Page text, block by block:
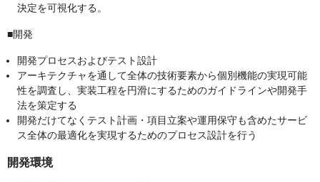
決定を可視化する。
■開発
開発プロセスおよびテスト設計
アーキテクチャを通して全体の技術要素から個別機能の実現可能
性を調査し、実装工程を円滑にするためのガイドラインや開発手
法を策定する
開発だけてなくテスト計画・項目立案や運用保守も含めたサービ
ス全体の最適化を実現するためのプロセス設計を行う
開発環境